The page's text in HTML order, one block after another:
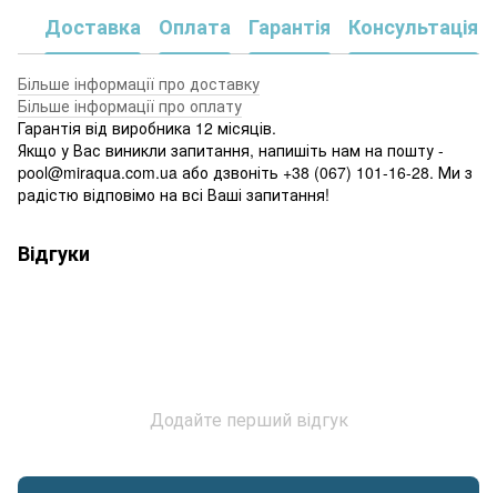
Доставка Оплата Гарантія Консультація
Більше інформації про доставку
Більше інформації про оплату
Гарантія від виробника 12 місяців.
Якщо у Вас виникли запитання, напишіть нам на пошту -
pool@miraqua.com.ua або дзвоніть +38 (067) 101-16-28. Ми з
радістю відповімо на всі Ваші запитання!
Відгуки
Додайте перший відгук